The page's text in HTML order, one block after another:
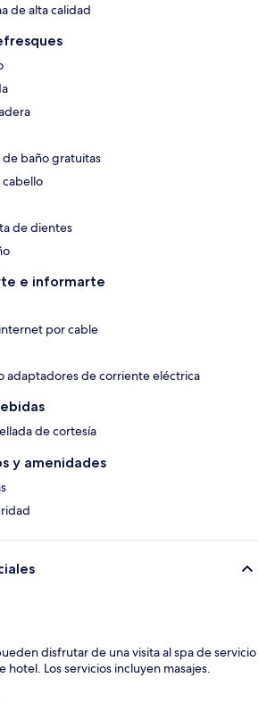
de alta calidad
baño gratuitas
cabello
de dientes
e informarte
por cable
adaptadores de corriente eléctrica
de cortesía
y amenidades
disfrutar de una visita al spa de servicio
hotel. Los servicios incluyen masajes.